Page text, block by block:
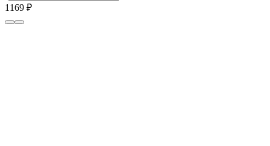
1169 ₽